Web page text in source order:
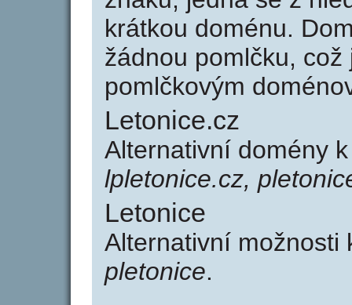
krátkou doménu.
žádnou pomlčku,
pomlčkovým
Letonice.cz
Alternativní domény
lpletonice.cz,
Letonice
Alternativní
pletonice.